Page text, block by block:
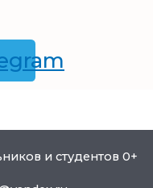
и студентов 0+